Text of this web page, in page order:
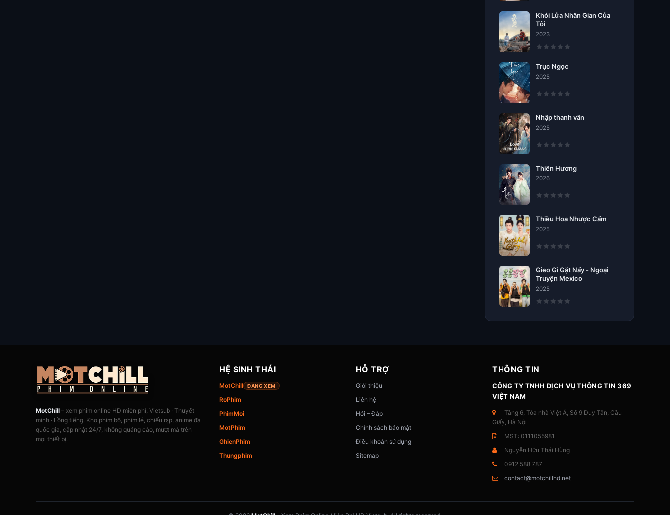
Khói Lửa Nhân Gian Của
Tôi
2023
Trục Ngọc
2025
Nhập thanh vân
2025
Thiên Hương
2026
Thiều Hoa Nhược Cẩm
2025
Gieo Gì Gặt Nấy - Ngoại
Truyện Mexico
2025
MotChill – xem phim online HD miễn phí, Vietsub · Thuyết
minh · Lồng tiếng. Kho phim bộ, phim lẻ, chiếu rạp, anime đa
quốc gia, cập nhật 24/7, không quảng cáo, mượt mà trên
mọi thiết bị.
HỆ SINH THÁI
MotChill ĐANG XEM
RoPhim
PhimMoi
MotPhim
GhienPhim
Thungphim
HỖ TRỢ
Giới thiệu
Liên hệ
Hỏi – Đáp
Chính sách bảo mật
Điều khoản sử dụng
Sitemap
THÔNG TIN
CÔNG TY TNHH DỊCH VỤ THÔNG TIN 369
VIỆT NAM
Tầng 6, Tòa nhà Việt Á, Số 9 Duy Tân, Cầu
Giấy, Hà Nội
MST: 0111055981
Nguyễn Hữu Thái Hùng
0912 588 787
contact@motchillhd.net